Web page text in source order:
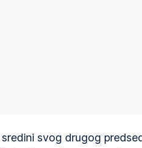
svog drugog